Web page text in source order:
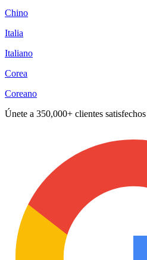
Chino
Italia
Italiano
Corea
Coreano
Únete a 350,000+ clientes satisfechos